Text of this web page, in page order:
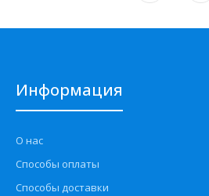
Информация
О нас
Способы оплаты
Способы доставки